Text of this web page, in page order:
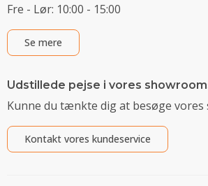
Fre - Lør: 10:00 - 15:00
Se mere
Udstillede pejse i vores
Kunne du tænkte dig at besøge vores
Kontakt vores kundeservice